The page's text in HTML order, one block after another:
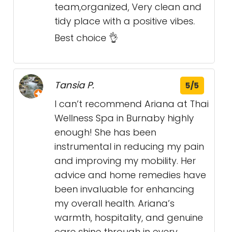
team,organized, Very clean and
tidy place with a positive vibes.
Best choice 👌
Tansia P. 5/5
I can’t recommend Ariana at Thai
Wellness Spa in Burnaby highly
enough! She has been
instrumental in reducing my pain
and improving my mobility. Her
advice and home remedies have
been invaluable for enhancing
my overall health. Ariana’s
warmth, hospitality, and genuine